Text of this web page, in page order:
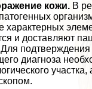
кожи. В
хаpaктерных
и доставляют
подтверждения
диагноза
участка,